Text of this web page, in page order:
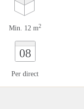
Min. 12 m2
08
Per direct